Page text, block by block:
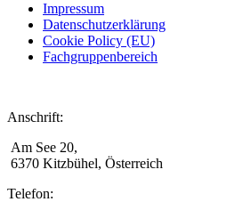
Impressum
Datenschutzerklärung
Cookie Policy (EU)
Fachgruppenbereich
Anschrift:
Am See 20,
6370 Kitzbühel, Österreich
Telefon: